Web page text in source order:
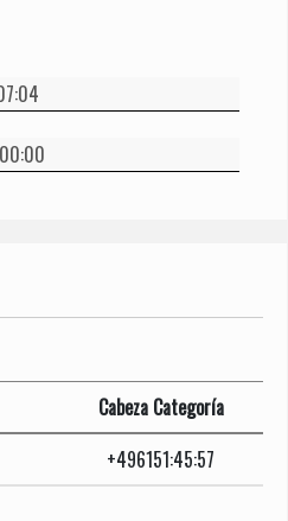
Cabeza Categoría
+496151:45:57